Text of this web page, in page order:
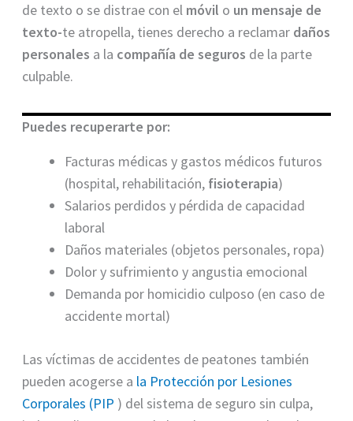
de texto o se distrae con el móvil o un mensaje de
texto-te atropella, tienes derecho a reclamar daños
personales a la compañía de seguros de la parte
culpable.
Puedes recuperarte por:
Facturas médicas y gastos médicos futuros
(hospital, rehabilitación, fisioterapia)
Salarios perdidos y pérdida de capacidad
laboral
Daños materiales (objetos personales, ropa)
Dolor y sufrimiento y angustia emocional
Demanda por homicidio culposo (en caso de
accidente mortal)
Las víctimas de accidentes de peatones también
pueden acogerse a la Protección por Lesiones
Corporales (PIP ) del sistema de seguro sin culpa,